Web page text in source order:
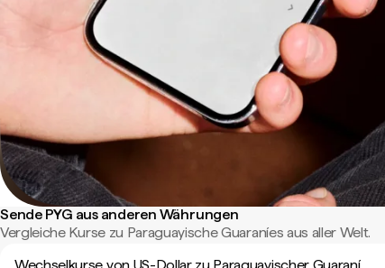
Sende PYG aus anderen Währungen
Vergleiche Kurse zu Paraguayische Guaraníes aus aller Welt.